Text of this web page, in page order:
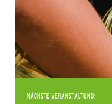
Nächste Veranstaltung: